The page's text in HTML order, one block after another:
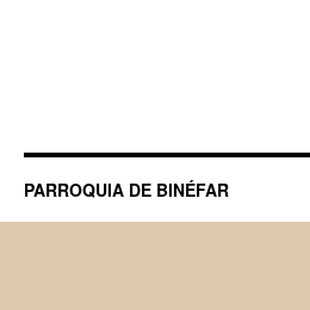
PARROQUIA DE BINÉFAR